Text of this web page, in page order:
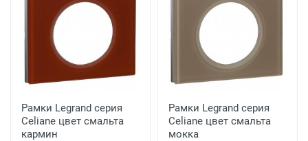
Рамки Legrand серия
Celiane цвет смальта
кармин
Рамки Legrand серия
Celiane цвет смальта
мокка